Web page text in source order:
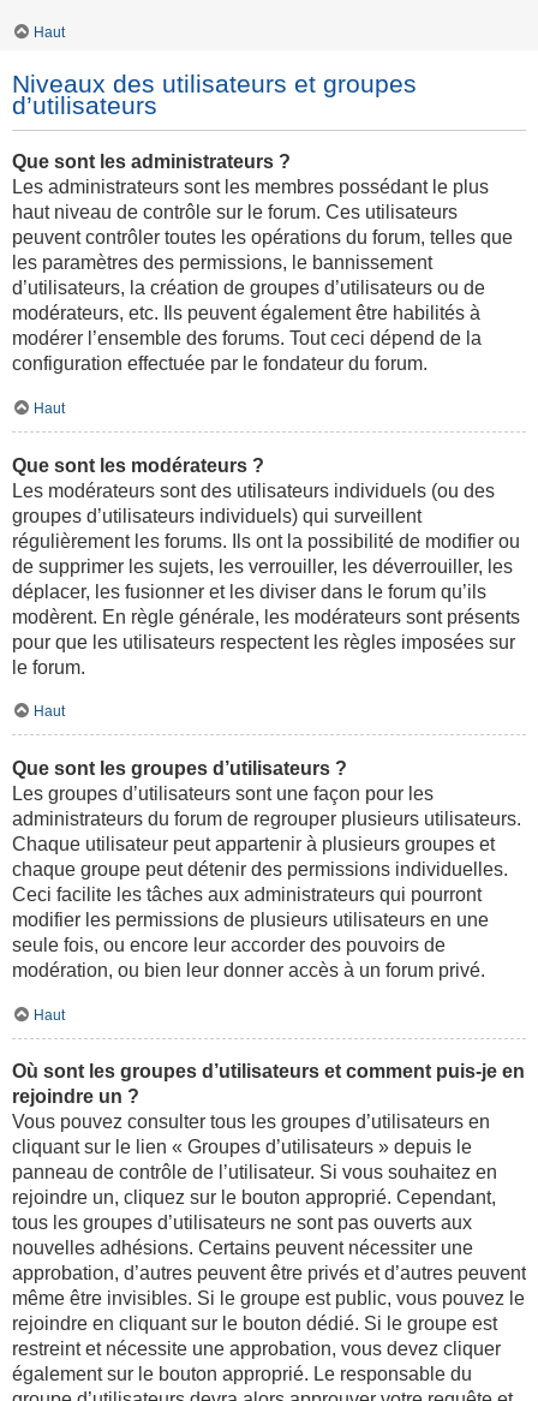
Haut
Niveaux des utilisateurs et groupes
d’utilisateurs
Que sont les administrateurs ?
Les administrateurs sont les membres possédant le plus
haut niveau de contrôle sur le forum. Ces utilisateurs
peuvent contrôler toutes les opérations du forum, telles que
les paramètres des permissions, le bannissement
d’utilisateurs, la création de groupes d’utilisateurs ou de
modérateurs, etc. Ils peuvent également être habilités à
modérer l’ensemble des forums. Tout ceci dépend de la
configuration effectuée par le fondateur du forum.
Haut
Que sont les modérateurs ?
Les modérateurs sont des utilisateurs individuels (ou des
groupes d’utilisateurs individuels) qui surveillent
régulièrement les forums. Ils ont la possibilité de modifier ou
de supprimer les sujets, les verrouiller, les déverrouiller, les
déplacer, les fusionner et les diviser dans le forum qu’ils
modèrent. En règle générale, les modérateurs sont présents
pour que les utilisateurs respectent les règles imposées sur
le forum.
Haut
Que sont les groupes d’utilisateurs ?
Les groupes d’utilisateurs sont une façon pour les
administrateurs du forum de regrouper plusieurs utilisateurs.
Chaque utilisateur peut appartenir à plusieurs groupes et
chaque groupe peut détenir des permissions individuelles.
Ceci facilite les tâches aux administrateurs qui pourront
modifier les permissions de plusieurs utilisateurs en une
seule fois, ou encore leur accorder des pouvoirs de
modération, ou bien leur donner accès à un forum privé.
Haut
Où sont les groupes d’utilisateurs et comment puis-je en
rejoindre un ?
Vous pouvez consulter tous les groupes d’utilisateurs en
cliquant sur le lien « Groupes d’utilisateurs » depuis le
panneau de contrôle de l’utilisateur. Si vous souhaitez en
rejoindre un, cliquez sur le bouton approprié. Cependant,
tous les groupes d’utilisateurs ne sont pas ouverts aux
nouvelles adhésions. Certains peuvent nécessiter une
approbation, d’autres peuvent être privés et d’autres peuvent
même être invisibles. Si le groupe est public, vous pouvez le
rejoindre en cliquant sur le bouton dédié. Si le groupe est
restreint et nécessite une approbation, vous devez cliquer
également sur le bouton approprié. Le responsable du